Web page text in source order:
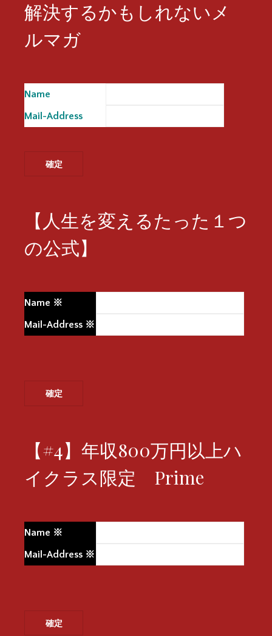
解決するかもしれないメ
ルマガ
Name
Mail-Address
【人生を変えるたった１つ
の公式】
Name ※
Mail-Address ※
【#4】年収800万円以上ハ
イクラス限定 Prime
Name ※
Mail-Address ※